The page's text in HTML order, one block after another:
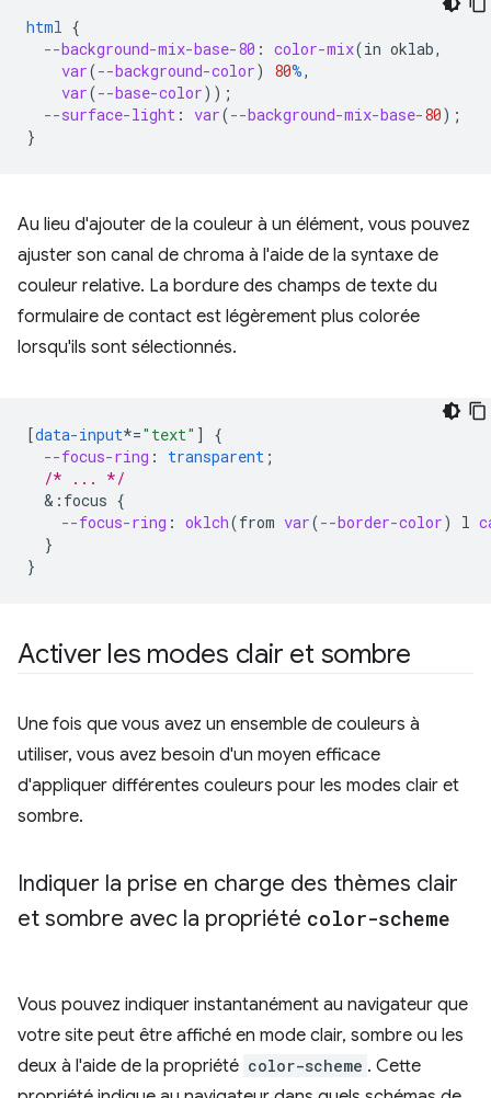
html {
--background-mix-base-80 : color-mix(in oklab,
var(--background-color) 80%,
var(--base-color));
--surface-light : var(--background-mix-base-80);
}
Au lieu d'ajouter de la couleur à un élément, vous pouvez
ajuster son canal de chroma à l'aide de la syntaxe de
couleur relative. La bordure des champs de texte du
formulaire de contact est légèrement plus colorée
lorsqu'ils sont sélectionnés.
[data-input*="text" ]
{
--focus-ring : transparent ;
/* ... */
& :focus {
--focus-ring : oklch(from var(--border-color) l
}
}
Activer les modes clair et sombre
Une fois que vous avez un ensemble de couleurs à
utiliser, vous avez besoin d'un moyen efficace
d'appliquer différentes couleurs pour les modes clair et
sombre.
Indiquer la prise en charge des thèmes clair
et sombre avec la propriété color-scheme
Vous pouvez indiquer instantanément au navigateur que
votre site peut être affiché en mode clair, sombre ou les
deux à l'aide de la propriété color-scheme . Cette